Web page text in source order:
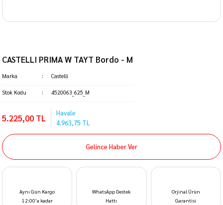
CASTELLI PRIMA W TAYT Bordo - M
Marka Castelli
Stok Kodu 4520063_625_M
5.225,00 TL
Havale
4.963,75 TL
Gelince Haber Ver
Aynı Gün Kargo
12:00’a kadar
WhatsApp Destek
Hattı
Orjinal Ürün
Garantisi